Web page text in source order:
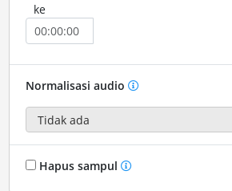
ke
Normalisasi audio
Hapus sampul